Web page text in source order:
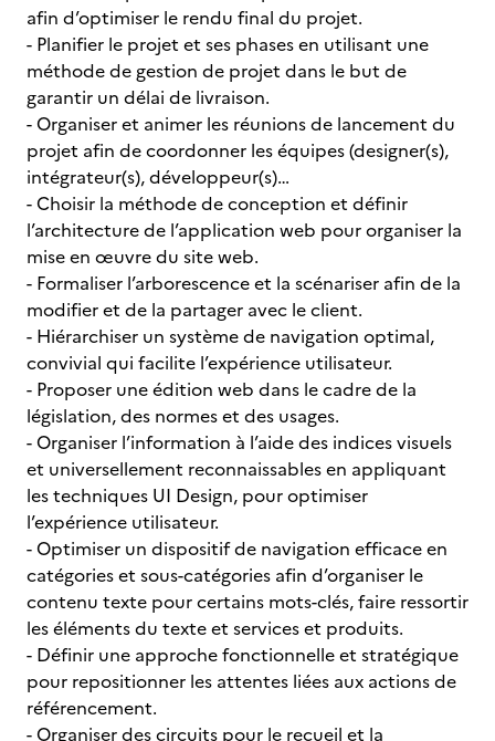
afin d’optimiser le rendu final du projet.
- Planifier le projet et ses phases en utilisant une
méthode de gestion de projet dans le but de
garantir un délai de livraison.
- Organiser et animer les réunions de lancement du
projet afin de coordonner les équipes (designer(s),
intégrateur(s), développeur(s)…
- Choisir la méthode de conception et définir
l’architecture de l’application web pour organiser la
mise en œuvre du site web.
- Formaliser l’arborescence et la scénariser afin de la
modifier et de la partager avec le client.
- Hiérarchiser un système de navigation optimal,
convivial qui facilite l’expérience utilisateur.
- Proposer une édition web dans le cadre de la
législation, des normes et des usages.
- Organiser l’information à l’aide des indices visuels
et universellement reconnaissables en appliquant
les techniques UI Design, pour optimiser
l’expérience utilisateur.
- Optimiser un dispositif de navigation efficace en
catégories et sous-catégories afin d’organiser le
contenu texte pour certains mots-clés, faire ressortir
les éléments du texte et services et produits.
- Définir une approche fonctionnelle et stratégique
pour repositionner les attentes liées aux actions de
référencement.
- Organiser des circuits pour le recueil et la